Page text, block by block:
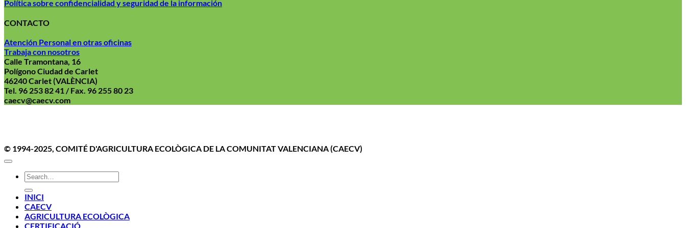
Política sobre confidencialidad y seguridad de la información
CONTACTO
Atención Personal en otras oficinas
Trabaja con nosotros
Calle Tramontana, 16
Polígono Ciudad de Carlet
46240 Carlet (VALÈNCIA)
Tel. 96 253 82 41 / Fax. 96 255 80 23
caecv@caecv.com
© 1994-2025, COMITÉ D'AGRICULTURA ECOLÒGICA DE LA COMUNITAT VALENCIANA (CAECV)
INICI
CAECV
AGRICULTURA ECOLÒGICA
CERTIFICACIÓ